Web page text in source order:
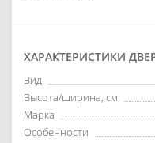
ХАРАКТЕРИСТИКИ
Вид
Высота/ширина, см
Марка
Особенности